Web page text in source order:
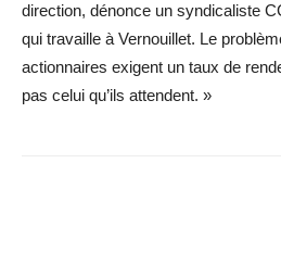
direction, dénonce un syndicaliste
qui travaille à Vernouillet. Le
actionnaires exigent un taux de
pas celui qu’ils attendent. »